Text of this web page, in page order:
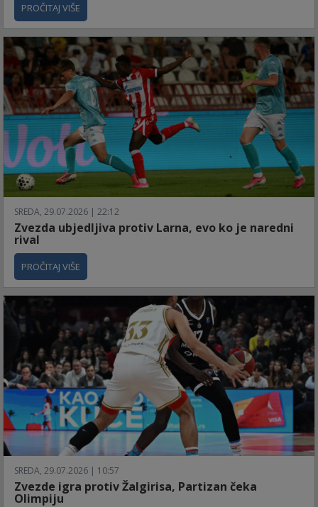
PROČITAJ VIŠE
SREDA, 29.07.2026 | 22:12
Zvezda ubjedljiva protiv Larna, evo ko je naredni
rival
PROČITAJ VIŠE
SREDA, 29.07.2026 | 10:57
Zvezde igra protiv Žalgirisa, Partizan čeka
Olimpiju